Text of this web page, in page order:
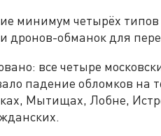
минимум четырёх
дронов-обманок для
все четыре
падение обломков
Мытищах, Лобне,